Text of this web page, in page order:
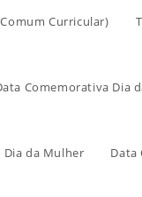
Curricular)
Comemorativa Dia
da Mulher Data